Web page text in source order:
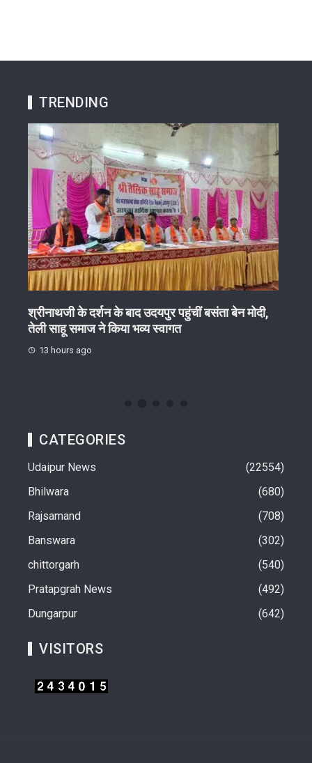
TRENDING
श्रीनाथजी के दर्शन के बाद उदयपुर पहुंचीं बसंता बेन मोदी,
तेली साहू समाज ने किया भव्य स्वागत
13 hours ago
CATEGORIES
Udaipur News
22554
Bhilwara
680
Rajsamand
708
Banswara
302
chittorgarh
540
Pratapgrah News
492
Dungarpur
642
VISITORS